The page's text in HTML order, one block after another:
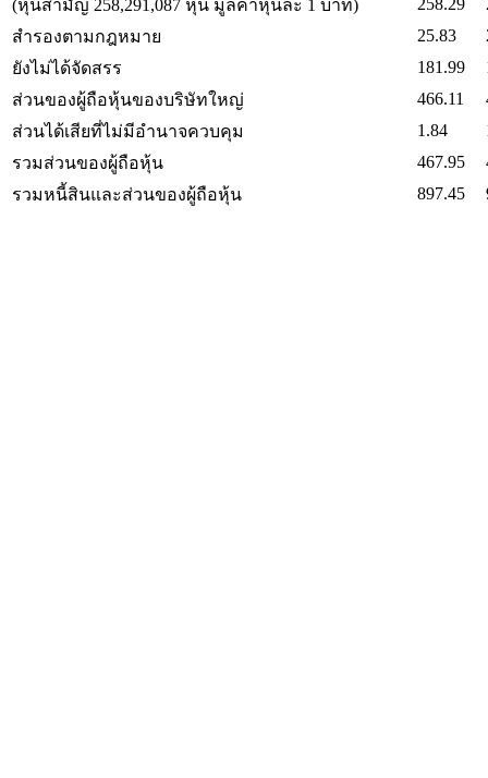
(หุ้นสามัญ 258,291,087 หุ้น มูลค่าหุ้นละ 1 บาท)
สำรองตามกฎหมาย
25.83
ยังไม่ได้จัดสรร
181.99
ส่วนของผู้ถือหุ้นของบริษัทใหญ่
466.11
ส่วนได้เสียที่ไม่มีอำนาจควบคุม
1.84
รวมส่วนของผู้ถือหุ้น
467.95
รวมหนี้สินและส่วนของผู้ถือหุ้น
897.45